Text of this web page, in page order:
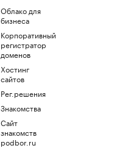
Облако для
бизнеса
Корпоративный
регистратор
доменов
Хостинг
сайтов
Рег.решения
Знакомства
Сайт
знакомств
podbor.ru